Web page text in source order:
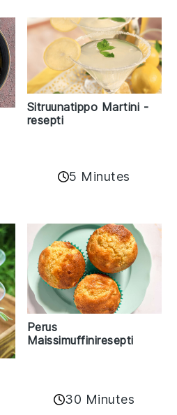
Sitruunatippo Martini -
resepti
5 Minutes
Perus
Maissimuffiniresepti
30 Minutes